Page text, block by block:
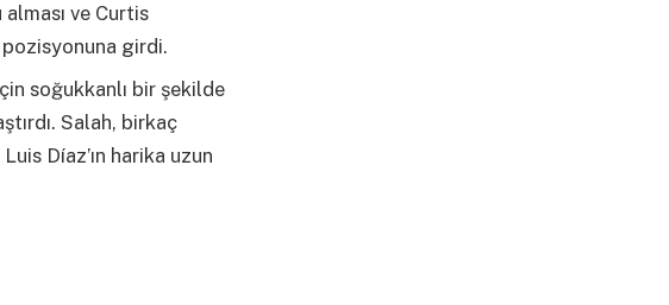
ve Curtis
pozisyonuna girdi.
soğukkanlı bir şekilde
Salah, birkaç
Díaz’ın harika uzun